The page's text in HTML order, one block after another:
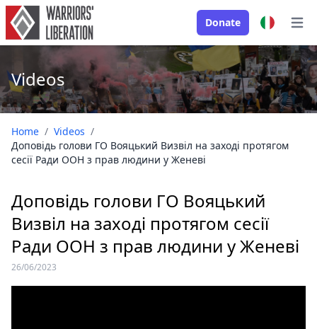
Donate
Videos
Home / Videos /
Доповідь голови ГО Вояцький Визвіл на заході протягом
сесії Ради ООН з прав людини у Женеві
Доповідь голови ГО Вояцький
Визвіл на заході протягом сесії
Ради ООН з прав людини у Женеві
26/06/2023